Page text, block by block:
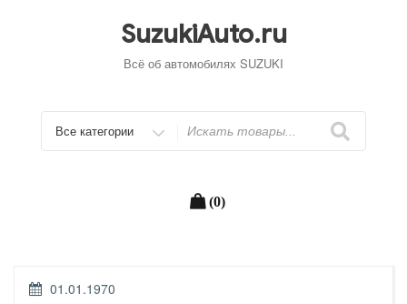
SuzukiAuto.ru
Всё об автомобилях SUZUKI
Искать
(0)
ОПУБЛИКОВАНО
01.01.1970